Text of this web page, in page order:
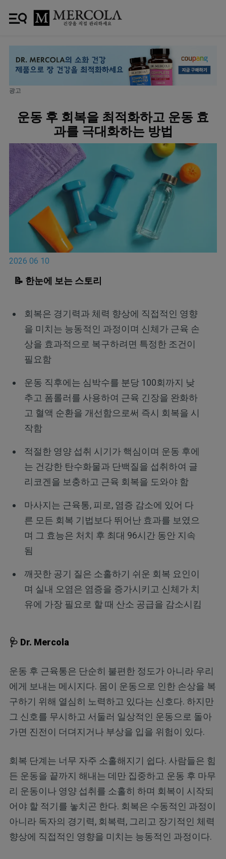
광고
운동 후 회복을 최적화하고 운동 효
과를 극대화하는 방법
2026 06 10
📝 한눈에 보는 스토리
회복은 경기력과 체력 향상에 직접적인 영향
을 미치는 능동적인 과정이며 신체가 근육 손
상을 효과적으로 복구하려면 특정한 조건이
필요함
운동 직후에는 심박수를 분당 100회까지 낮
추고 폼롤러를 사용하여 근육 긴장을 완화하
고 혈액 순환을 개선함으로써 즉시 회복을 시
작함
적절한 영양 섭취 시기가 핵심이며 운동 후에
는 건강한 탄수화물과 단백질을 섭취하여 글
리코겐을 보충하고 근육 회복을 도와야 함
마사지는 근육통, 피로, 염증 감소에 있어 다
른 모든 회복 기법보다 뛰어난 효과를 보였으
며 그 효능은 처치 후 최대 96시간 동안 지속
됨
깨끗한 공기 질은 소홀하기 쉬운 회복 요인이
며 실내 오염은 염증을 증가시키고 신체가 치
유에 가장 필요로 할 때 산소 공급을 감소시킴
🩺 Dr. Mercola
운동 후 근육통은 단순히 불편한 정도가 아니라 우리
에게 보내는 메시지다. 몸이 운동으로 인한 손상을 복
구하기 위해 열심히 노력하고 있다는 신호다. 하지만
그 신호를 무시하고 서둘러 일상적인 운동으로 돌아
가면 진전이 더뎌지거나 부상을 입을 위험이 있다.
회복 단계는 너무 자주 소홀해지기 쉽다. 사람들은 힘
든 운동을 끝까지 해내는 데만 집중하고 운동 후 마무
리 운동이나 영양 섭취를 소홀히 하며 회복이 시작되
어야 할 적기를 놓치곤 한다. 회복은 수동적인 과정이
아니라 독자의 경기력, 회복력, 그리고 장기적인 체력
향상에 직접적인 영향을 미치는 능동적인 과정이다.